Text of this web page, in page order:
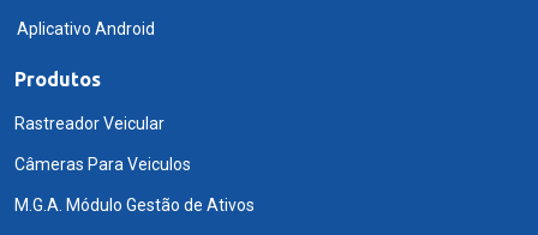
Aplicativo Android
Produtos
Rastreador Veicular
Câmeras Para Veiculos
M.G.A. Módulo Gestão de Ativos